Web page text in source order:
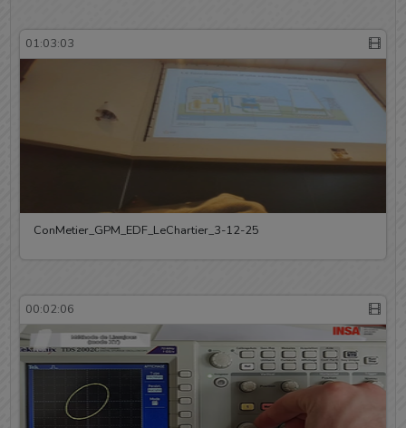
01:03:03
ConMetier_GPM_EDF_LeChartier_3-12-25
00:02:06